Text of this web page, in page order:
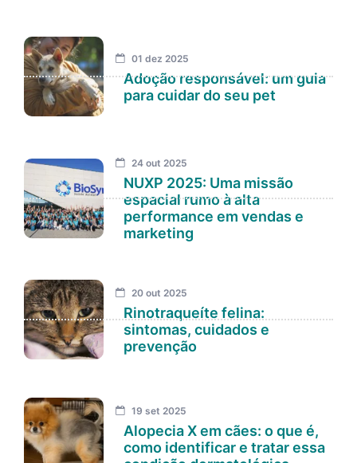
01 dez 2025
Adoção responsável: um guia
para cuidar do seu pet
24 out 2025
NUXP 2025: Uma missão
espacial rumo à alta
performance em vendas e
marketing
20 out 2025
Rinotraqueíte felina:
sintomas, cuidados e
prevenção
19 set 2025
Alopecia X em cães: o que é,
como identificar e tratar essa